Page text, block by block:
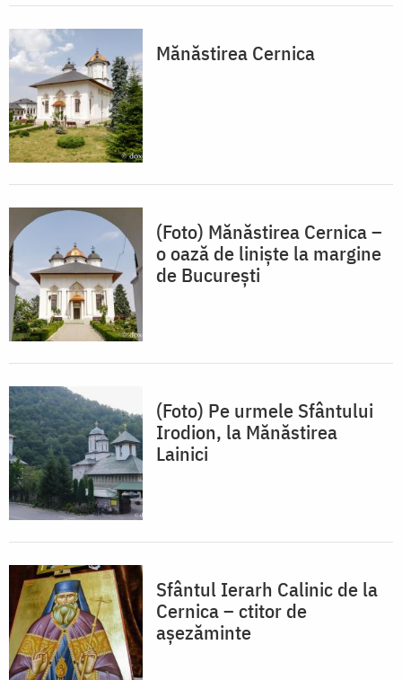
Mănăstirea Cernica
(Foto) Mănăstirea Cernica –
o oază de liniște la margine
de București
(Foto) Pe urmele Sfântului
Irodion, la Mănăstirea
Lainici
Sfântul Ierarh Calinic de la
Cernica – ctitor de
așezăminte